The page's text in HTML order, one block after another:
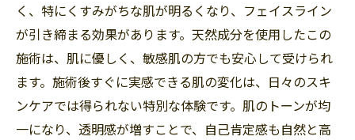
く、特にくすみがちな肌が明るくなり、フェイスライン
が引き締まる効果があります。天然成分を使用したこの
施術は、肌に優しく、敏感肌の方でも安心して受けられ
ます。施術後すぐに実感できる肌の変化は、日々のスキ
ンケアでは得られない特別な体験です。肌のトーンが均
一になり、透明感が増すことで、自己肯定感も自然と高